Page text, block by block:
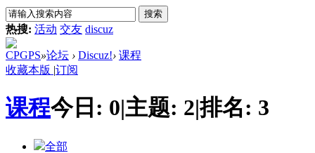
搜索
热搜: 活动 交友 discuz
CPGPS»论坛 › Discuz!› 课程
收藏本版 |订阅
课程今日: 0|主题: 2|排名: 3
全部